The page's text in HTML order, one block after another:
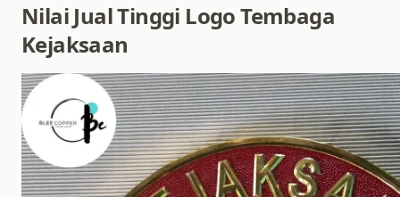
Nilai Jual Tinggi Logo Tembaga
Kejaksaan